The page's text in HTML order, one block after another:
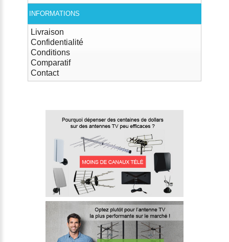
INFORMATIONS
Livraison
Confidentialité
Conditions
Comparatif
Contact